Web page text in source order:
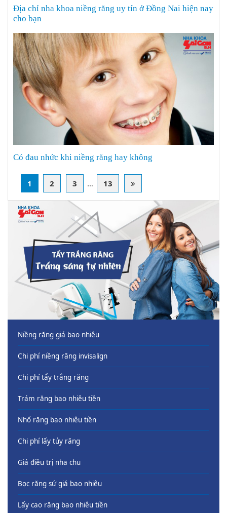
Địa chỉ nha khoa niềng răng uy tín ở Đồng Nai hiện nay
cho bạn
Có đau nhức khi niềng răng hay không
1 2 3 … 13
Niềng răng giá bao nhiêu
Chi phí niềng răng invisalign
Chi phí tẩy trắng răng
Trám răng bao nhiêu tiền
Nhổ răng bao nhiêu tiền
Chi phí lấy tủy răng
Giá điều trị nha chu
Bọc răng sứ giá bao nhiêu
Lấy cao răng bao nhiêu tiền